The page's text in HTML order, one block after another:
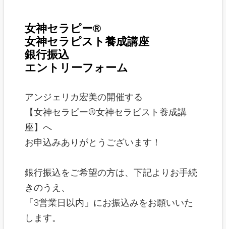
女神セラピー®
女神セラピスト養成講座
銀行振込
エントリーフォーム
アンジェリカ宏美の開催する
【女神セラピー®女神セラピスト養成講
座】へ
お申込みありがとうございます！
銀行振込をご希望の方は、下記よりお手続
きのうえ、
「3営業日以内」にお振込みをお願いいた
します。